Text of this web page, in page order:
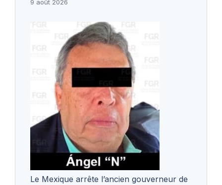
9 août 2026
Le Mexique arrête l’ancien gouverneur de